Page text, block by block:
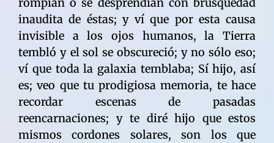
inaudita de éstas; y ví que por esta causa
invisible a los ojos humanos, la Tierra
tembló y el sol se obscureció; y no sólo eso;
ví que toda la galaxia temblaba; Sí hijo, así
es; veo que tu prodigiosa memoria, te hace
recordar escenas de pasadas
reencarnaciones; y te diré hijo que estos
mismos cordones solares, son los que